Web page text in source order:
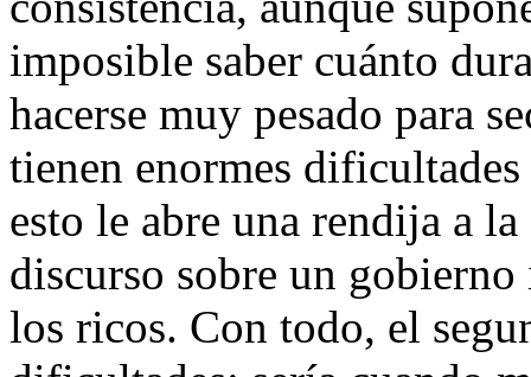
imposible saber cuánto
hacerse muy pesado para
tienen enormes
esto le abre una rendija a
discurso sobre un
los ricos. Con todo, el